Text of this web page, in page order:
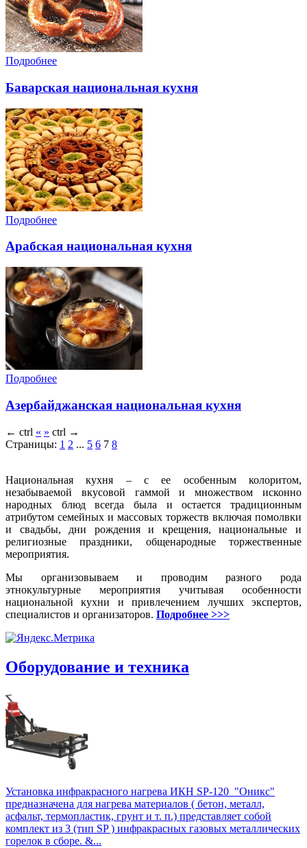
Подробнее
Баварская национальная кухня
Подробнее
Арабская национальная кухня
Подробнее
Азербайджанская национальная кухня
← ctrl « » ctrl →
Страницы: 1 2 ... 5 6 7 8
Национальная кухня – с ее особенным колоритом,
незабываемой вкусовой гаммой и множеством исконно
народных блюд всегда была и остается традиционным
атрибутом семейных и массовых торжеств включая помолвки
и свадьбы, дни рождения и крещения, национальные и
религиозные праздники, общенародные торжественные
мероприятия.
Мы организовываем и проводим разного рода
этнокультурные мероприятия учитывая особенности
национальной кухни и привлечением лучших экспертов,
специалистов и организаторов. Подробнее >>>
Оборудование и техника
Установка инфракрасного нагрева ИКН SP-120 "Оникс"
предназначена для нагрева материалов ( бетон, металл,
асфальт, термопластик, грунт и т. п.) представляет собой
комплект из 3 (тип SP ) инфракрасных газовых металлических
горелок в сборе. &...